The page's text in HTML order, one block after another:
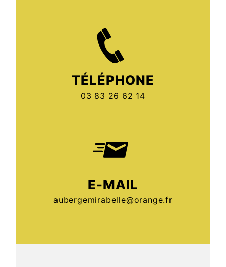
TÉLÉPHONE
03 83 26 62 14
E-MAIL
aubergemirabelle@orange.fr